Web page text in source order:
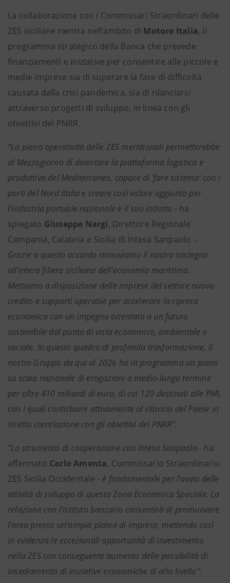
La collaborazione con i Commissari Straordinari delle
ZES siciliane rientra nell’ambito di Motore Italia, il
programma strategico della Banca che prevede
finanziamenti e iniziative per consentire alle piccole e
medie imprese sia di superare la fase di difficoltà
causata dalla crisi pandemica, sia di rilanciarsi
attraverso progetti di sviluppo, in linea con gli
obiettivi del PNRR.
“La piena operatività delle ZES meridionali permetterebbe
al Mezzogiorno di diventare la piattaforma logistica e
produttiva del Mediterraneo, capace di ‘fare sistema’ con i
porti del Nord Italia e creare così valore aggiunto per
l’industria portuale nazionale e il suo indotto - ha
spiegato Giuseppe Nargi, Direttore Regionale
Campania, Calabria e Sicilia di Intesa Sanpaolo -.
Grazie a questo accordo rinnoviamo il nostro sostegno
all’intera filiera siciliana dell’economia marittima.
Mettiamo a disposizione delle imprese del settore nuovo
credito e supporti operativi per accelerare la ripresa
economica con un impegno orientato a un futuro
sostenibile dal punto di vista economico, ambientale e
sociale. In questo quadro di profonda trasformazione, il
nostro Gruppo da qui al 2026 ha in programma un piano
su scala nazionale di erogazioni a medio-lungo termine
per oltre 410 miliardi di euro, di cui 120 destinati alle PMI,
con i quali contribuire attivamente al rilancio del Paese in
stretta correlazione con gli obiettivi del PNRR”.
"Lo strumento di cooperazione con Intesa Sanpaolo - ha
affermato Carlo Amenta, Commissario Straordinario
ZES Sicilia Occidentale - è fondamentale per l’avvio delle
attività di sviluppo di questa Zona Economica Speciale. La
relazione con l’istituto bancario consentirà di promuovere
l’area presso un’ampia platea di imprese, mettendo così
in evidenza le eccezionali opportunità di investimento
nella ZES con conseguente aumento delle possibilità di
insediamento di iniziative economiche di alto livello".